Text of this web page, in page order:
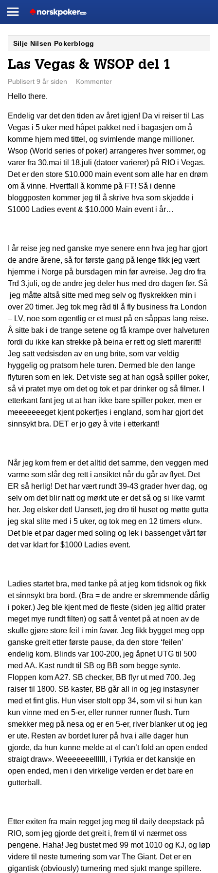
Skip
content
Meny
Norskpoker.com
Silje Nilsen Pokerblogg
Las Vegas & WSOP del 1
Publisert 9 år siden Kommenter
Hello there.
Endelig var det den tiden av året igjen! Da vi reiser til Las
Vegas i 5 uker med håpet pakket ned i bagasjen om å
komme hjem med tittel, og svimlende mange millioner.
Wsop (World series of poker) arrangeres hver sommer, og
varer fra 30.mai til 18.juli (datoer varierer) på RIO i Vegas.
Det er den store $10.000 main event som alle har en drøm
om å vinne. Hvertfall å komme på FT! Så i denne
bloggposten kommer jeg til å skrive hva som skjedde i
$1000 Ladies event & $10.000 Main event i år…
I år reise jeg ned ganske mye senere enn hva jeg har gjort
de andre årene, så for første gang på lenge fikk jeg vært
hjemme i Norge på bursdagen min før avreise. Jeg dro fra
Trd 3.juli, og de andre jeg deler hus med dro dagen før. Så
jeg måtte altså sitte med meg selv og flyskrekken min i
over 20 timer. Jeg tok meg råd til å fly business fra London
– LV, noe som egentlig er et must på en såppas lang reise.
Å sitte bak i de trange setene og få krampe over halveturen
fordi du ikke kan strekke på beina er rett og slett mareritt!
Jeg satt vedsisden av en ung brite, som var veldig
hyggelig og pratsom hele turen. Dermed ble den lange
flyturen som en lek. Det viste seg at han også spiller poker,
så vi pratet mye om det og tok et par drinker og så filmer. I
etterkant fant jeg ut at han ikke bare spiller poker, men er
meeeeeeeget kjent pokerfjes i england, som har gjort det
sinnsykt bra. DET er jo gøy å vite i etterkant!
Når jeg kom frem er det alltid det samme, den veggen med
varme som slår deg rett i ansiktet når du går av flyet. Det
ER så herlig! Det har vært rundt 39-43 grader hver dag, og
selv om det blir natt og mørkt ute er det så og si like varmt
her. Jeg elsker det! Uansett, jeg dro til huset og møtte gutta
jeg skal slite med i 5 uker, og tok meg en 12 timers «lur».
Det ble et par dager med soling og lek i bassenget vårt før
det var klart for $1000 Ladies event.
Ladies startet bra, med tanke på at jeg kom tidsnok og fikk
et sinnsykt bra bord. (Bra = de andre er skremmende dårlig
i poker.) Jeg ble kjent med de fleste (siden jeg alltid prater
meget mye rundt filten) og satt å ventet på at noen av de
skulle gjøre store feil i min favør. Jeg fikk bygget meg opp
ganske greit etter første pause, da den store ‘feilen’
endelig kom. Blinds var 100-200, jeg åpnet UTG til 500
med AA. Kast rundt til SB og BB som begge synte.
Floppen kom A27. SB checker, BB flyr ut med 700. Jeg
raiser til 1800. SB kaster, BB går all in og jeg instasyner
med et fint glis. Hun viser stolt opp 34, som vil si hun kan
kun vinne med en 5-er, eller runner runner flush. Turn
smekker meg på nesa og er en 5-er, river blanker ut og jeg
er ute. Resten av bordet lurer på hva i alle dager hun
gjorde, da hun kunne melde at «I can’t fold an open ended
straigt draw». Weeeeeeellllll, i Tyrkia er det kanskje en
open ended, men i den virkelige verden er det bare en
gutterball.
Etter exiten fra main regget jeg meg til daily deepstack på
RIO, som jeg gjorde det greit i, frem til vi nærmet oss
pengene. Haha! Jeg bustet med 99 mot 1010 og KJ, og løp
videre til neste turnering som var The Giant. Det er en
gigantisk (obviously) turnering med sjukt mange spillere.